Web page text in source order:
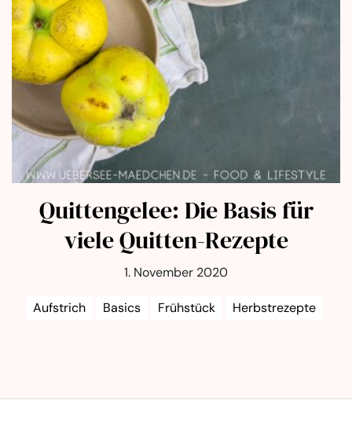
Quittengelee: Die Basis für
viele Quitten-Rezepte
1. November 2020
Aufstrich Basics Frühstück Herbstrezepte